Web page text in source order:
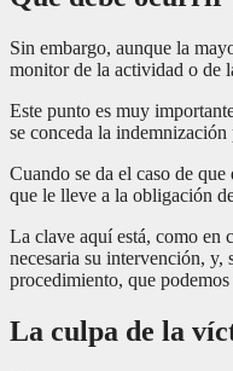
Sin embargo, aunque la
monitor de la actividad o de
Este punto es muy
se conceda la
Cuando se da el caso de
que le lleve a la obligación
La clave aquí está, como en
necesaria su intervención, y,
procedimiento, que
La culpa de la